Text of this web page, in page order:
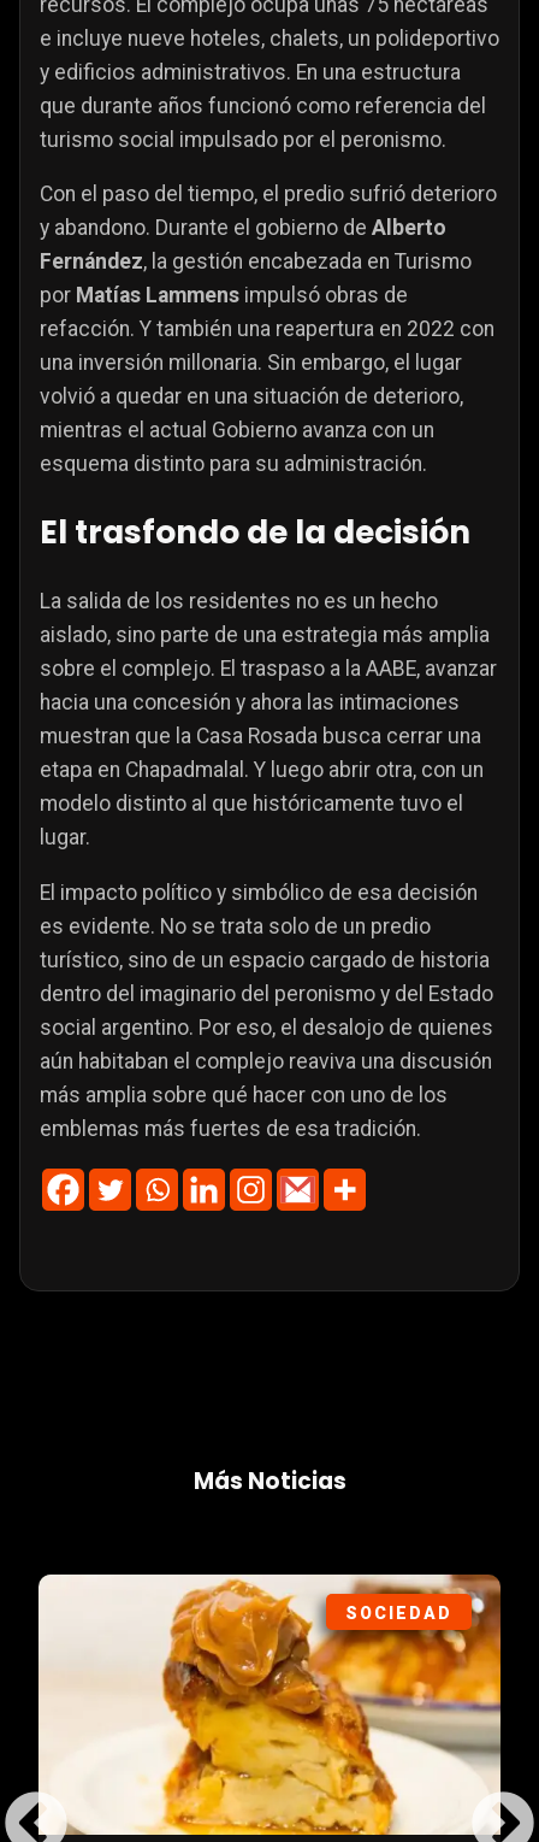
e incluye nueve hoteles, chalets, un polideportivo
y edificios administrativos. En una estructura
que durante años funcionó como referencia del
turismo social impulsado por el peronismo.
Con el paso del tiempo, el predio sufrió deterioro
y abandono. Durante el gobierno de Alberto
Fernández, la gestión encabezada en Turismo
por Matías Lammens impulsó obras de
refacción. Y también una reapertura en 2022 con
una inversión millonaria. Sin embargo, el lugar
volvió a quedar en una situación de deterioro,
mientras el actual Gobierno avanza con un
esquema distinto para su administración.
El trasfondo de la decisión
La salida de los residentes no es un hecho
aislado, sino parte de una estrategia más amplia
sobre el complejo. El traspaso a la AABE, avanzar
hacia una concesión y ahora las intimaciones
muestran que la Casa Rosada busca cerrar una
etapa en Chapadmalal. Y luego abrir otra, con un
modelo distinto al que históricamente tuvo el
lugar.
El impacto político y simbólico de esa decisión
es evidente. No se trata solo de un predio
turístico, sino de un espacio cargado de historia
dentro del imaginario del peronismo y del Estado
social argentino. Por eso, el desalojo de quienes
aún habitaban el complejo reaviva una discusión
más amplia sobre qué hacer con uno de los
emblemas más fuertes de esa tradición.
Más Noticias
SOCIEDAD